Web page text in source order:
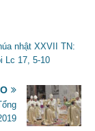
nhật XXVII TN:
Lc 17, 5-10